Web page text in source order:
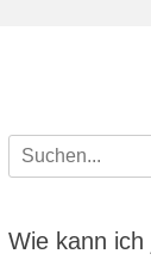
Suche
nach:
Wie kann